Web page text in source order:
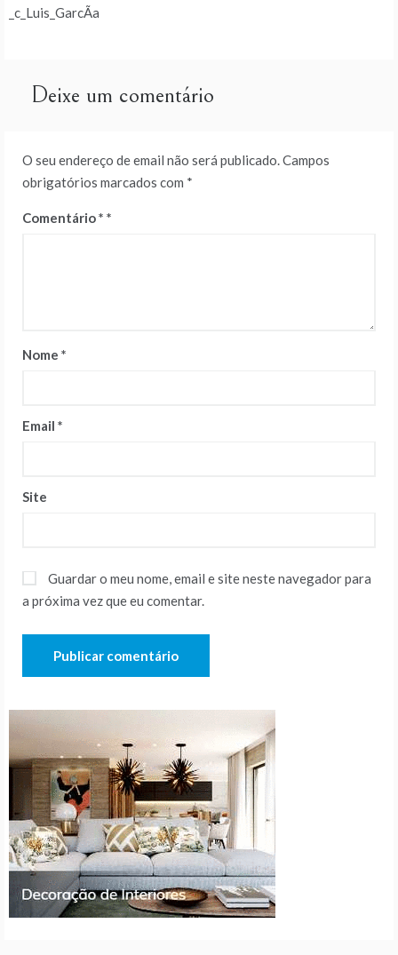
de
_c_Luis_GarcÃ­a
Deixe um comentário
O seu endereço de email não será publicado.Campos
obrigatórios marcados com *
Comentário*
Nome *
Email *
Site
Guardar o meu nome, email e site neste navegador para
a próxima vez que eu comentar.